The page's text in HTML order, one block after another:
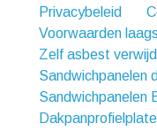
Privacybeleid
Voorwaarden
Zelf asbest
Sandwichpanelen
Sandwichpanelen